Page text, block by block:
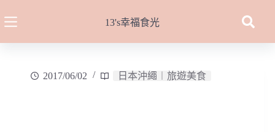
至
13's幸福食光
2017/06/02 日本沖繩︱旅遊美食